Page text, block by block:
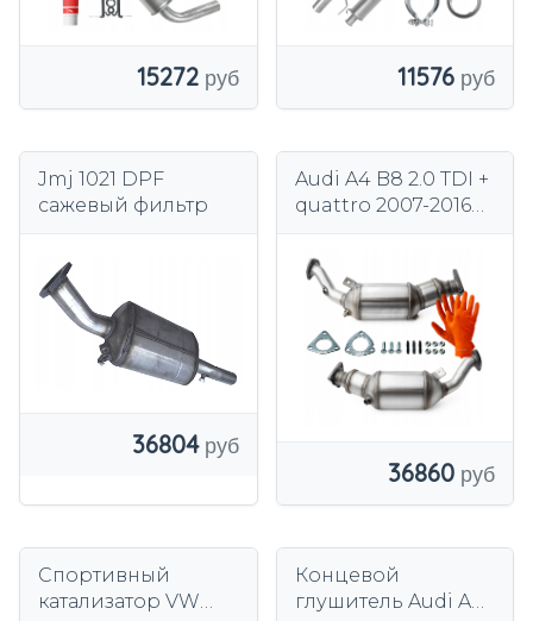
15272 11576
Jmj 1021 DPF
сажевый фильтр
36804
Audi A4 B8 2.0 TDI +
quattro 2007-2016
ДИЗЕЛЬНЫЙ
ФИЛЬТР ЧАСТИЦ
36860
Спортивный
катализатор VW
Концевой
глушитель Audi A4